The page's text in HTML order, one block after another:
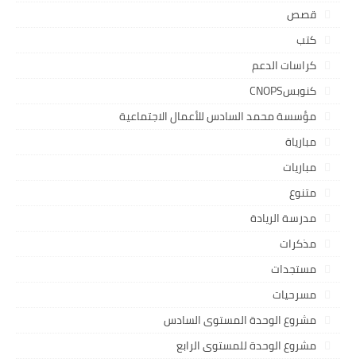
قصص
كتب
كراسات الدعم
كنوبسCNOPS
مؤسسة محمد السادس للأعمال الاجتماعية
مبارياة
مباريات
متنوع
مدرسة الريادة
مذكرات
مستجدات
مسرحيات
مشروع الوحدة المستوى السادس
مشروع الوحدة للمستوى الرابع